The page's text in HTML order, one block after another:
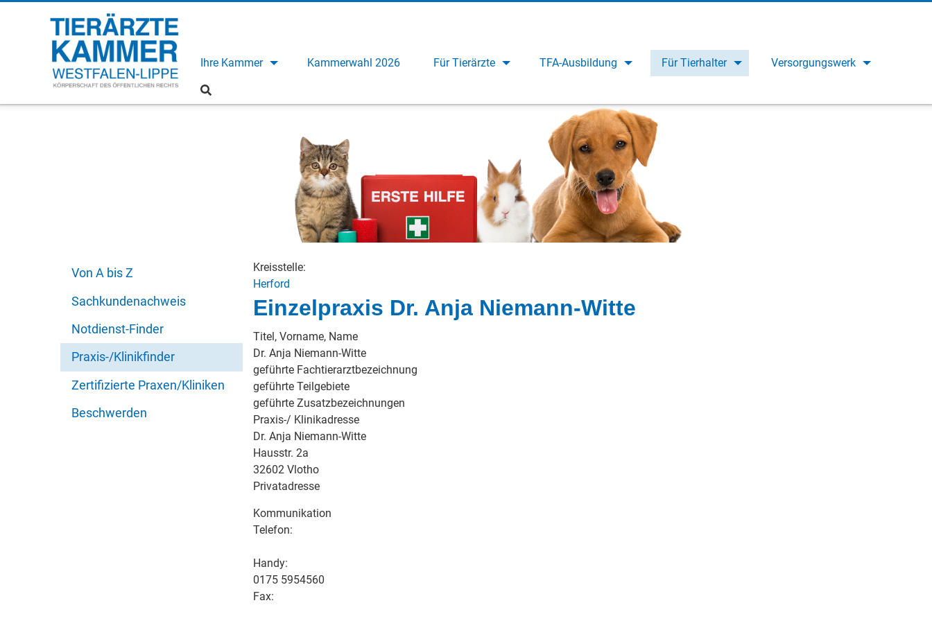
Ihre Kammer Kammerwahl 2026 Für Tierärzte TFA-Ausbildung Für Tierhalter Versorgungswerk
Von A bis Z
Sachkundenachweis
Notdienst-Finder
Praxis-/Klinikfinder
Zertifizierte Praxen/Kliniken
Beschwerden
Kreisstelle:
Herford
Einzelpraxis Dr. Anja Niemann-Witte
Titel, Vorname, Name
Dr. Anja Niemann-Witte
geführte Fachtierarztbezeichnung
geführte Teilgebiete
geführte Zusatzbezeichnungen
Praxis-/ Klinikadresse
Dr. Anja Niemann-Witte
Hausstr. 2a
32602 Vlotho
Privatadresse
Kommunikation
Telefon:
Handy:
0175 5954560
Fax: